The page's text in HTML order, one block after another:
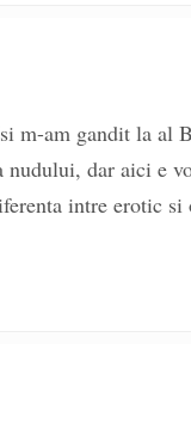
m-am gandit la al
dar aici e
intre erotic si